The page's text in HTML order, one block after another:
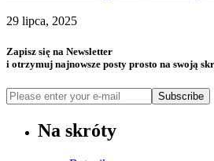
29 lipca, 2025
Zapisz się na Newsletter
i otrzymuj najnowsze posty prosto na swoją
Subscribe
Na skróty